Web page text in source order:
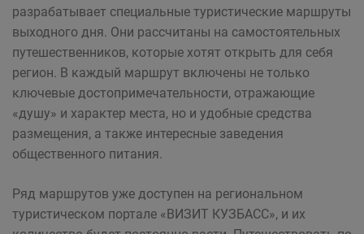
разрабатывает специальные туристические маршруты
выходного дня. Они рассчитаны на самостоятельных
путешественников, которые хотят открыть для себя
регион. В каждый маршрут включены не только
ключевые достопримечательности, отражающие
«душу» и характер места, но и удобные средства
размещения, а также интересные заведения
общественного питания.
Ряд маршрутов уже доступен на региональном
туристическом портале «ВИЗИТ КУЗБАСС», и их